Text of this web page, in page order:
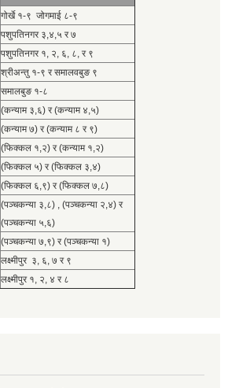
गोर्खे १-९ जोगमाई ८-९
पशुपतिनगर ३,४,५ र ७
पशुपतिनगर १, २, ६, ८, र ९
श्रीअन्तु १-९ र समालवबुङ ९
समालबुङ १-८
(कन्याम ३,६) र (कन्याम ४,५)
(कन्याम ७) र (कन्याम ८ र ९)
(फिक्कल १,२) र (कन्याम १,२)
(फिक्कल ५) र (फिक्कल ३,४)
(फिक्कल ६,९) र (फिक्कल ७,८)
(पञ्चकन्या ३,८) , (पञ्चकन्या २,४) र
(पञ्चकन्या ५,६)
(पञ्चकन्या ७,९) र (पञ्चकन्या १)
लक्ष्मीपुर ३, ६, ७ र ९
लक्ष्मीपुर १, २, ४ र ८